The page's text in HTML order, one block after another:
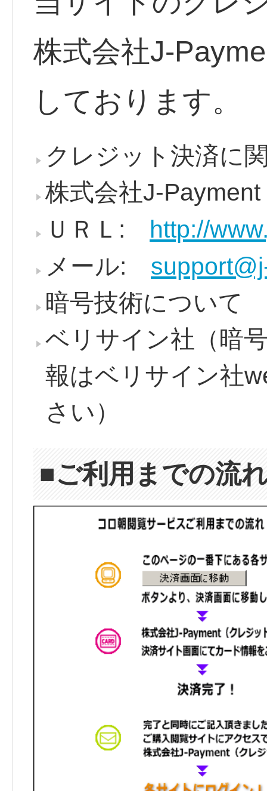
株式会社J-
しております。
クレジット決済に
株式会社J-
ＵＲＬ:
http://
メール:
暗号技術について
ベリサイン社（暗
報はベリサイン社
さい）
■ご利用までの流